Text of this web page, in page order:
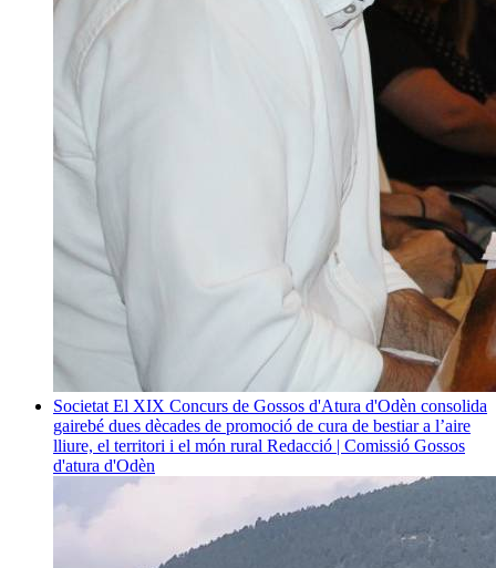
Societat El XIX Concurs de Gossos d'Atura d'Odèn consolida
gairebé dues dècades de promoció de cura de bestiar a l’aire
lliure, el territori i el món rural Redacció | Comissió Gossos
d'atura d'Odèn